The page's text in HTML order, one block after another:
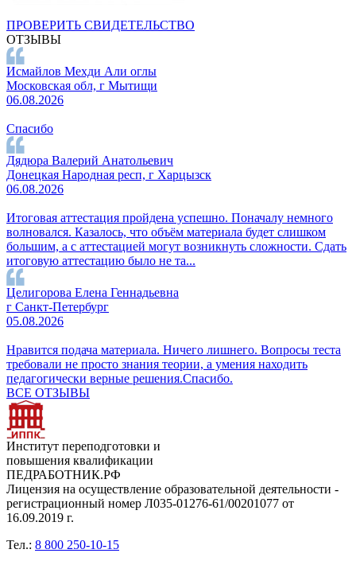
ПРОВЕРИТЬ СВИДЕТЕЛЬСТВО
ОТЗЫВЫ
Исмайлов Мехди Али оглы
Московская обл, г Мытищи
06.08.2026
Спасибо
Дядюра Валерий Анатольевич
Донецкая Народная респ, г Харцызск
06.08.2026
Итоговая аттестация пройдена успешно. Поначалу немного
волновался. Казалось, что объём материала будет слишком
большим, а с аттестацией могут возникнуть сложности. Сдать
итоговую аттестацию было не та...
Целигорова Елена Геннадьевна
г Санкт-Петербург
05.08.2026
Нравится подача материала. Ничего лишнего. Вопросы теста
требовали не просто знания теории, а умения находить
педагогически верные решения.Спасибо.
ВСЕ ОТЗЫВЫ
Институт переподготовки и
повышения квалификации
ПЕДРАБОТНИК.РФ
Лицензия на осуществление образовательной деятельности -
регистрационный номер Л035-01276-61/00201077 от
16.09.2019 г.
Тел.: 8 800 250-10-15